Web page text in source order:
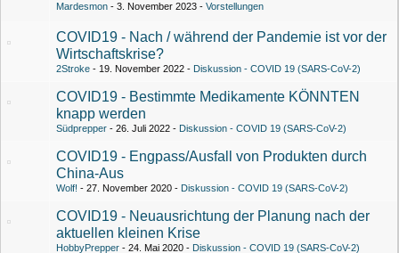
Mardesmon 3. November 2023 Vorstellungen
COVID19 - Nach / während der Pandemie ist vor der
Wirtschaftskrise?
2Stroke 19. November 2022 Diskussion - COVID 19 (SARS-CoV-2)
COVID19 - Bestimmte Medikamente KÖNNTEN
knapp werden
Südprepper 26. Juli 2022 Diskussion - COVID 19 (SARS-CoV-2)
COVID19 - Engpass/Ausfall von Produkten durch
China-Aus
Wolf! 27. November 2020 Diskussion - COVID 19 (SARS-CoV-2)
COVID19 - Neuausrichtung der Planung nach der
aktuellen kleinen Krise
HobbyPrepper 24. Mai 2020 Diskussion - COVID 19 (SARS-CoV-2)